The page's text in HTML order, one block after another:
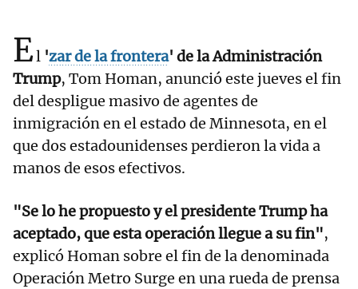
El 'zar de la frontera' de la Administración
Trump, Tom Homan, anunció este jueves el fin
del despligue masivo de agentes de
inmigración en el estado de Minnesota, en el
que dos estadounidenses perdieron la vida a
manos de esos efectivos.
"Se lo he propuesto y el presidente Trump ha
aceptado, que esta operación llegue a su fin",
explicó Homan sobre el fin de la denominada
Operación Metro Surge en una rueda de prensa